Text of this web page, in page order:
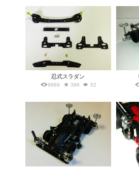
忍式スラダン
9669 396 52